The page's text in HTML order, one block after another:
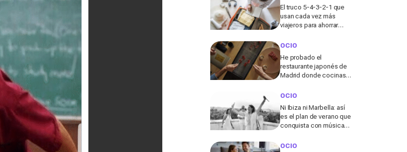
El truco 5-4-3-2-1 que
usan cada vez más
viajeros para ahorrar
cabina
OCIO
He probado el
restaurante japonés de
Madrid donde cocinas
pasó allí me sorprendió
OCIO
Ni Ibiza ni Marbella: así
es el plan de verano que
conquista con música
único en Elche
OCIO